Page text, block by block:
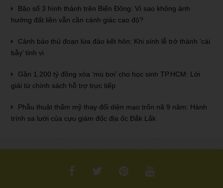
Bão số 3 hình thành trên Biển Đông: Vì sao không ảnh
hưởng đất liền vẫn cần cảnh giác cao độ?
Cảnh báo thủ đoạn lừa đảo kết hôn: Khi sính lễ trở thành ‘cái
bẫy’ tinh vi
Gần 1.200 tỷ đồng xóa ‘mù bơi’ cho học sinh TP.HCM: Lời
giải từ chính sách hỗ trợ trực tiếp
Phẫu thuật thẩm mỹ thay đổi diện mạo trốn nã 9 năm: Hành
trình sa lưới của cựu giám đốc địa ốc Đắk Lắk